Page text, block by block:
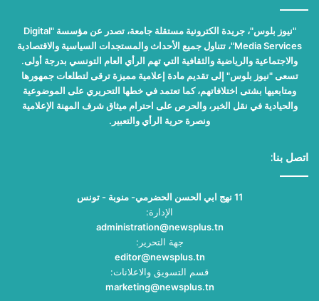
"نيوز بلوس"، جريدة الكترونية مستقلة جامعة، تصدر عن مؤسسة "Digital
Media Services"، تتناول جميع الأحداث والمستجدات السياسية والاقتصادية
والاجتماعية والرياضية والثقافية التي تهم الرأي العام التونسي بدرجة أولى.
تسعى "نيوز بلوس" إلى تقديم مادة إعلامية مميزة ترقى لتطلعات جمهورها
ومتابعيها بشتى اختلافاتهم، كما تعتمد في خطها التحريري على الموضوعية
والحيادية في نقل الخبر، والحرص على احترام ميثاق شرف المهنة الإعلامية
ونصرة حرية الرأي والتعبير.
اتصل بنا:
11 نهج ابي الحسن الحضرمي- منوبة - تونس
الإدارة:
administration@newsplus.tn
جهة التحرير:
editor@newsplus.tn
قسم التسويق والاعلانات:
marketing@newsplus.tn